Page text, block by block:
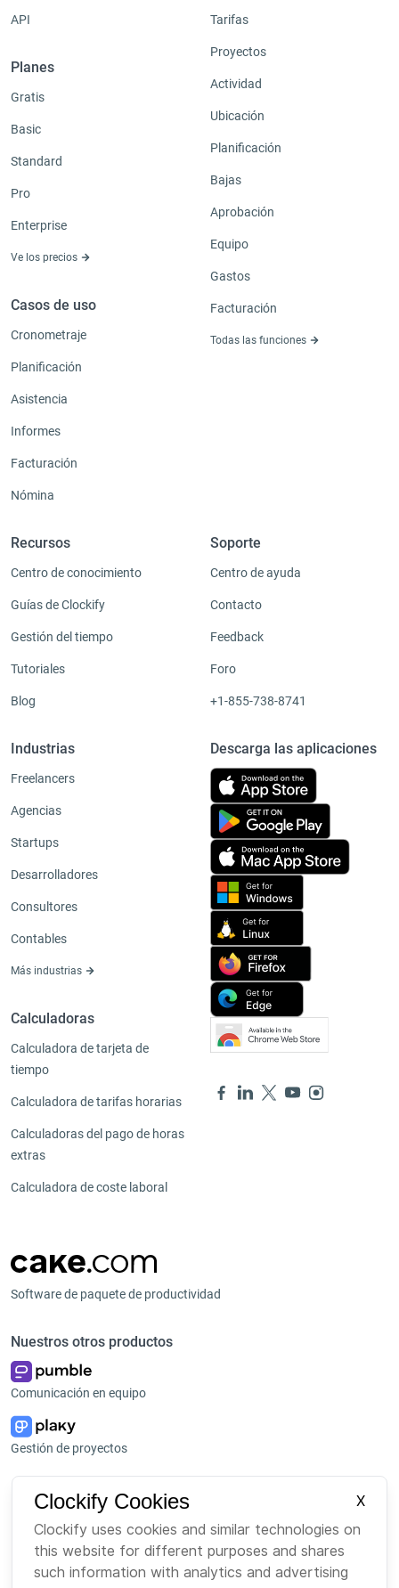
API
Planes
Gratis
Basic
Standard
Pro
Enterprise
Ve los precios
Casos de uso
Cronometraje
Planificación
Asistencia
Informes
Facturación
Nómina
Tarifas
Proyectos
Actividad
Ubicación
Planificación
Bajas
Aprobación
Equipo
Gastos
Facturación
Todas las funciones
Recursos
Centro de conocimiento
Guías de Clockify
Gestión del tiempo
Tutoriales
Blog
Industrias
Freelancers
Agencias
Startups
Desarrolladores
Consultores
Contables
Más industrias
Calculadoras
Calculadora de tarjeta de
tiempo
Calculadora de tarifas horarias
Calculadoras del pago de horas
extras
Calculadora de coste laboral
Soporte
Centro de ayuda
Contacto
Feedback
Foro
+1-855-738-8741
Descarga las aplicaciones
Software de paquete de productividad
Nuestros otros productos
Comunicación en equipo
Gestión de proyectos
Plataforma
Paquete
Bundle
Sobre nosotros
Carreras
Clockify Cookies
X
Clockify uses cookies and similar technologies on
this website for different purposes and shares
such information with analytics and advertising